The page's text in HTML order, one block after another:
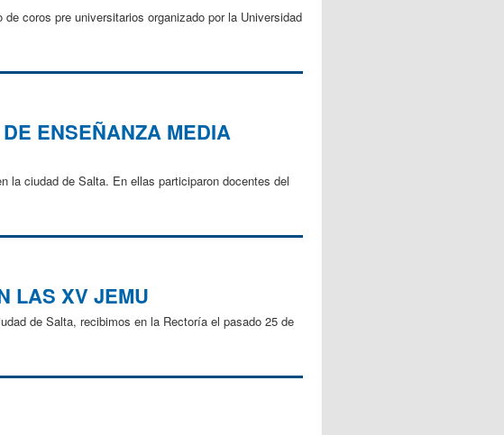
coros pre universitarios organizado por la Universidad
ENSEÑANZA MEDIA
la ciudad de Salta. En ellas participaron docentes del
LAS XV JEMU
de Salta, recibimos en la Rectoría el pasado 25 de